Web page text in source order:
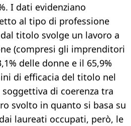
I dati evidenziano
al tipo di professione
titolo svolge un lavoro a
(compresi gli imprenditori
delle donne e il 65,9%
di efficacia del titolo nel
di coerenza tra
svolto in quanto si basa su
laureati occupati, però, le